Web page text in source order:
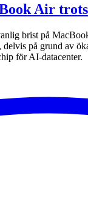
Air
brist på
på grund av
för AI-datacenter.